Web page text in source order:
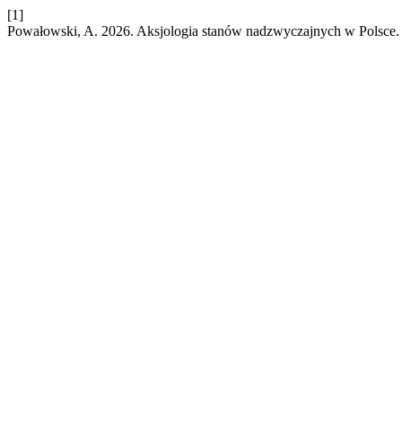
[1]
Powałowski, A. 2026. Aksjologia stanów nadzwyczajnych w Polsce.